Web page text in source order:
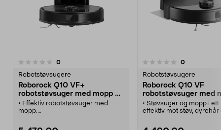
0anmeldelser
Robotstøvsugere
Roborock Q10 VF+
robotstøvsuger med mopp og
stasjon
• Effektiv robotstøvsuger med
mopp.
0.0 av 5 stjerner 0anmeldelser
Robotstøvsugere
Roborock Q10 VF
robotstøvsuger med
• Støvsuger og mopp i ett
effektiv mot støv, dyrehår